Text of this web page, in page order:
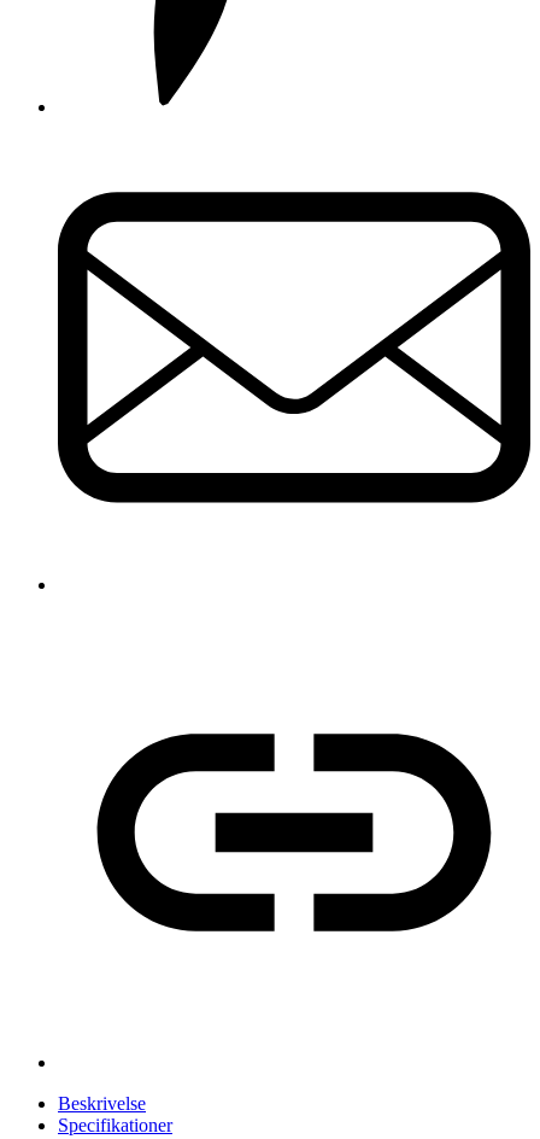
Beskrivelse
Specifikationer